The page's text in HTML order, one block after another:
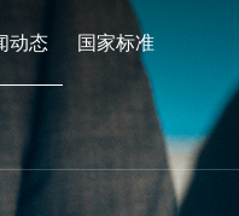
动态 国家标准